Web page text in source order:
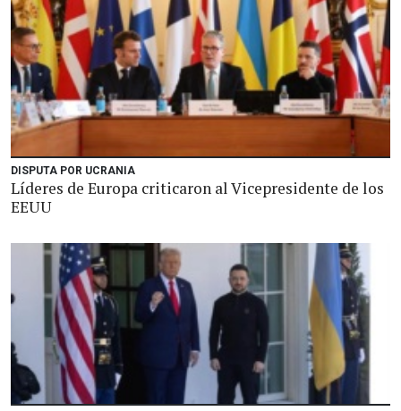
DISPUTA POR UCRANIA
Líderes de Europa criticaron al Vicepresidente de los
EEUU